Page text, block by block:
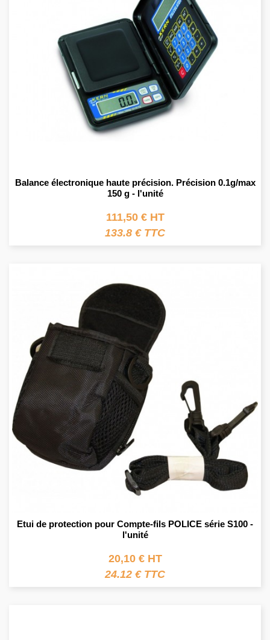
Balance électronique haute précision. Précision 0.1g/max
150 g - l'unité
111,50 € HT
133.8 € TTC
Etui de protection pour Compte-fils POLICE série S100 -
l'unité
20,10 € HT
24.12 € TTC